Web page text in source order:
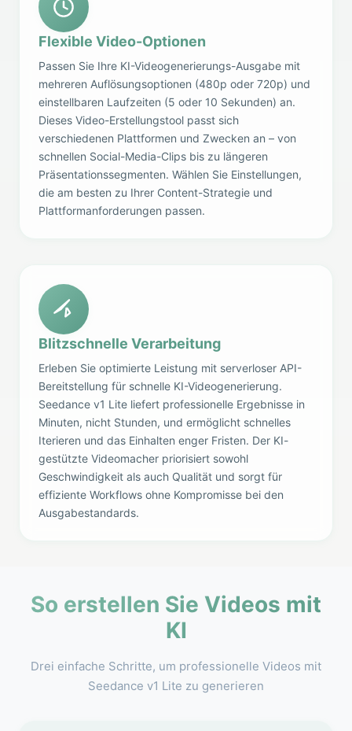
Flexible Video-Optionen
Passen Sie Ihre KI-Videogenerierungs-Ausgabe mit
mehreren Auflösungsoptionen (480p oder 720p) und
einstellbaren Laufzeiten (5 oder 10 Sekunden) an.
Dieses Video-Erstellungstool passt sich
verschiedenen Plattformen und Zwecken an – von
schnellen Social-Media-Clips bis zu längeren
Präsentationssegmenten. Wählen Sie Einstellungen,
die am besten zu Ihrer Content-Strategie und
Plattformanforderungen passen.
Blitzschnelle Verarbeitung
Erleben Sie optimierte Leistung mit serverloser API-
Bereitstellung für schnelle KI-Videogenerierung.
Seedance v1 Lite liefert professionelle Ergebnisse in
Minuten, nicht Stunden, und ermöglicht schnelles
Iterieren und das Einhalten enger Fristen. Der KI-
gestützte Videomacher priorisiert sowohl
Geschwindigkeit als auch Qualität und sorgt für
effiziente Workflows ohne Kompromisse bei den
Ausgabestandards.
So erstellen Sie Videos mit
KI
Drei einfache Schritte, um professionelle Videos mit
Seedance v1 Lite zu generieren